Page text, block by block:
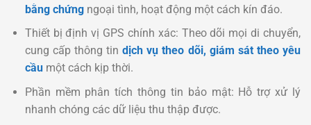
bằng chứngngoại tình, hoạt động một cách kín đáo.
Thiết bị định vị GPS chính xác: Theo dõi mọi di chuyển,
cung cấp thông tindịch vụ theo dõi, giám sát theo yêu
cầumột cách kịp thời.
Phần mềm phân tích thông tin bảo mật: Hỗ trợ xử lý
nhanh chóng các dữ liệu thu thập được.